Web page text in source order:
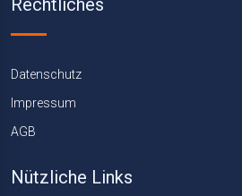
Rechtliches
Datenschutz
Impressum
AGB
Nützliche Links